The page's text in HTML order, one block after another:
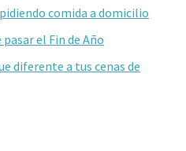
comida a domicilio
el Fin de Año
diferente a tus cenas de